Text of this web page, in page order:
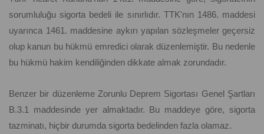
sorumluluğu sigorta bedeli ile sınırlıdır. TTK'nın 1486. maddesi
uyarınca 1461. maddesine aykırı yapılan sözleşmeler geçersiz
olup kanun bu hükmü emredici olarak düzenlemiştir. Bu nedenle
bu hükmü hakim kendiliğinden dikkate almak zorundadır.
Benzer bir düzenleme Zorunlu Deprem Sigortası Genel Şartları
B.3.1 maddesinde yer almaktadır. Bu maddeye göre, sigorta
tazminatı, hiçbir durumda sigorta bedelinden fazla olamaz.